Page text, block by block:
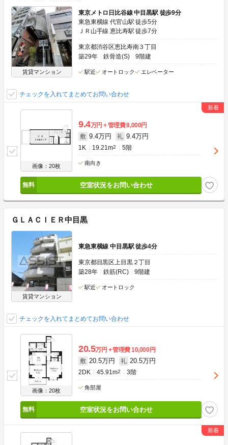
賃貸マンション
東京メトロ日比谷線 中目黒駅 徒歩9分
東急東横線 代官山駅 徒歩5分
ＪＲ山手線 恵比寿駅 徒歩7分
東京都渋谷区恵比寿南３丁目
築29年
鉄骨造(S) 9階建
駅近 オートロック エレベーター
チェックを入れてまとめてお問い合わせ
画像：20枚
9.4万円 管理費8,000円
敷 9.4万円 礼 9.4万円
1K 19.21m2 5階
南向き
空室状況をお問い合わせ
ＧＬＡＣＩＥＲ中目黒
賃貸マンション
東急東横線 中目黒駅 徒歩4分
東京都目黒区上目黒２丁目
築28年
鉄筋(RC) 9階建
駅近 オートロック
チェックを入れてまとめてお問い合わせ
画像：20枚
20.5万円 管理費10,000円
敷 20.5万円 礼 20.5万円
2DK 45.91m2 3階
角部屋
空室状況をお問い合わせ